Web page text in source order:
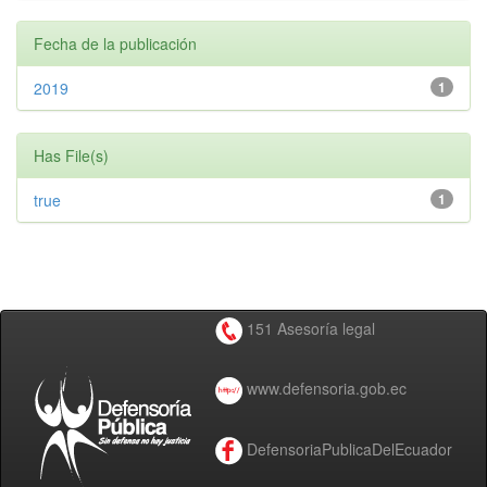
Fecha de la publicación
1
2019
Has File(s)
1
true
151 Asesoría legal
www.defensoria.gob.ec
DefensoriaPublicaDelEcuador